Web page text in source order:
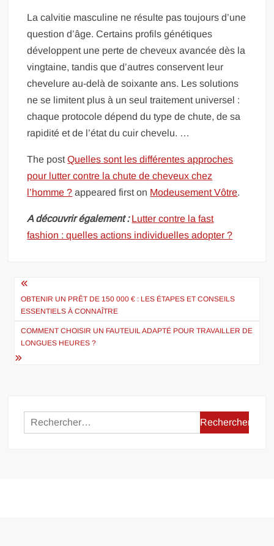
La calvitie masculine ne résulte pas toujours d’une
question d’âge. Certains profils génétiques
développent une perte de cheveux avancée dès la
vingtaine, tandis que d’autres conservent leur
chevelure au-delà de soixante ans. Les solutions
ne se limitent plus à un seul traitement universel :
chaque protocole dépend du type de chute, de sa
rapidité et de l’état du cuir chevelu. …
The postQuelles sont les différentes approches
pour lutter contre la chute de cheveux chez
l’homme ? appeared first on Modeusement Vôtre.
A découvrir également : Lutter contre la fast
fashion : quelles actions individuelles adopter ?
Navigation
de
l’article
OBTENIR UN PRÊT DE 150 000 € : LES ÉTAPES ET CONSEILS
ESSENTIELS À CONNAÎTRE
COMMENT CHOISIR UN FAUTEUIL ADAPTÉ POUR TRAVAILLER DE
LONGUES HEURES ?
Rechercher :